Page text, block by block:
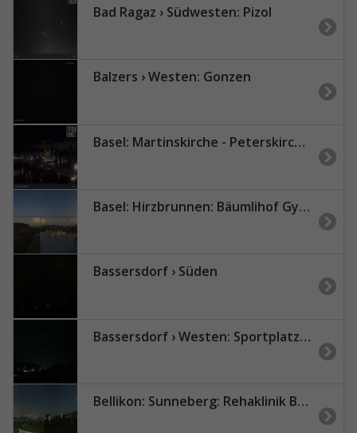
Bad Ragaz › Südwesten: Pizol
Balzers › Westen: Gonzen
Basel: Martinskirche - Peterskirche - Middle Bridge, Basel - Basel Minster - Pfalz - Universität Basel - Spalentor - Rhine Promenade - Wettsteinbrücke
Basel: Hirzbrunnen: Bäumlihof Gymnasium
Bassersdorf › Süden
Bassersdorf › Westen: Sportplatz Acherwis
Bellikon: Sunneberg: Rehaklinik Bellikon